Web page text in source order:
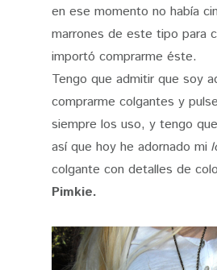
en ese momento no había
marrones de este tipo para
importó comprarme éste.
Tengo que admitir que soy
comprarme colgantes y
siempre los uso, y tengo
así que hoy he adornado mi
colgante con detalles de
Pimkie.